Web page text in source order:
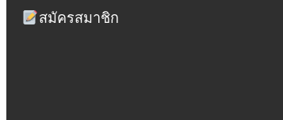
สมัครสมาชิก